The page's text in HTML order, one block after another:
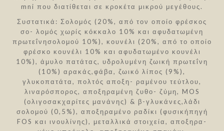
mni που διατίθεται σε κροκέτα μικρού μεγέθους.
Συστατικά: Σολομός (20%, από τον οποίο φρέσκος
σο- λομός χωρίς κόκκαλο 10% και αφυδατωμένη
πρωτεΐνησολομού 10%), κουνέλι (20%, από το οποίο
φρέσκο κουνέλι 10% και αφυδατωμένο κουνέλι
10%), άμυλο πατάτας, υδρολυμένη ζωική πρωτεΐνη
(10%) αρακάς,φάβα, ζωικό λίπος (9%),
γλυκοπατάτα, πολτός αποξη- ραμένου τεύτλου,
λιναρόσπορος, αποξηραμένη ζυθο- ζύμη, MOS
(ολιγοσακχαρίτες μανάνης) & β-γλυκάνες,λάδι
σολομού (0,5%), αποξηραμένο ραδίκι (φυσικήπηγή
FOS και ινουλίνης), μεταλλικά στοιχεία, αποξηρα-